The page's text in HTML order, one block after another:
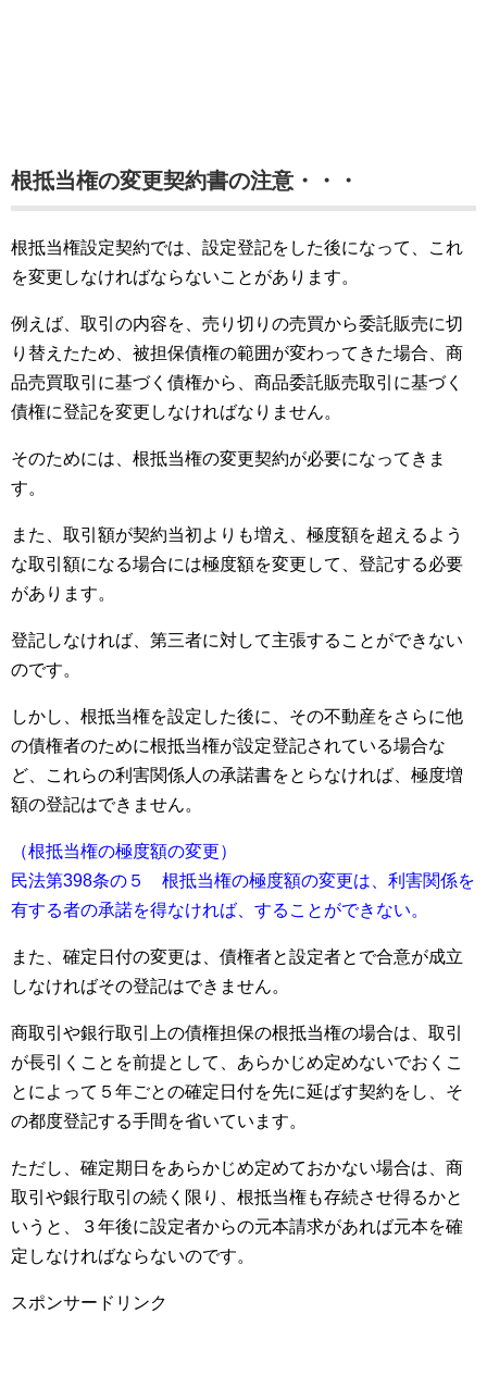
根抵当権の変更契約書の注意・・・
根抵当権設定契約では、設定登記をした後になって、これ
を変更しなければならないことがあります。
例えば、取引の内容を、売り切りの売買から委託販売に切
り替えたため、被担保債権の範囲が変わってきた場合、商
品売買取引に基づく債権から、商品委託販売取引に基づく
債権に登記を変更しなければなりません。
そのためには、根抵当権の変更契約が必要になってきま
す。
また、取引額が契約当初よりも増え、極度額を超えるよう
な取引額になる場合には極度額を変更して、登記する必要
があります。
登記しなければ、第三者に対して主張することができない
のです。
しかし、根抵当権を設定した後に、その不動産をさらに他
の債権者のために根抵当権が設定登記されている場合な
ど、これらの利害関係人の承諾書をとらなければ、極度増
額の登記はできません。
（根抵当権の極度額の変更）
民法第398条の５ 根抵当権の極度額の変更は、利害関係を
有する者の承諾を得なければ、することができない。
また、確定日付の変更は、債権者と設定者とで合意が成立
しなければその登記はできません。
商取引や銀行取引上の債権担保の根抵当権の場合は、取引
が長引くことを前提として、あらかじめ定めないでおくこ
とによって５年ごとの確定日付を先に延ばす契約をし、そ
の都度登記する手間を省いています。
ただし、確定期日をあらかじめ定めておかない場合は、商
取引や銀行取引の続く限り、根抵当権も存続させ得るかと
いうと、３年後に設定者からの元本請求があれば元本を確
定しなければならないのです。
スポンサードリンク